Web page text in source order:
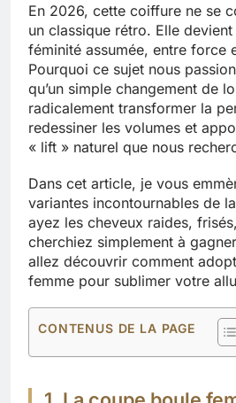
En 2026, cette coiffure ne se
un classique rétro. Elle devient
féminité assumée, entre force
Pourquoi ce sujet nous
qu’un simple changement de
radicalement transformer la
redessiner les volumes et
« lift » naturel que nous
Dans cet article, je vous
variantes incontournables de
ayez les cheveux raides,
cherchiez simplement à
allez découvrir comment
femme pour sublimer votre
CONTENUS DE LA PAGE